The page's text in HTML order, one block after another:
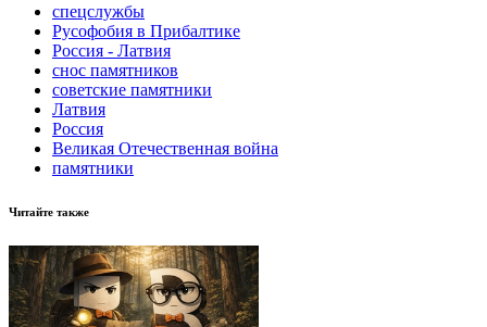
спецслужбы
Русофобия в Прибалтике
Россия - Латвия
снос памятников
советские памятники
Латвия
Россия
Великая Отечественная война
памятники
Читайте также